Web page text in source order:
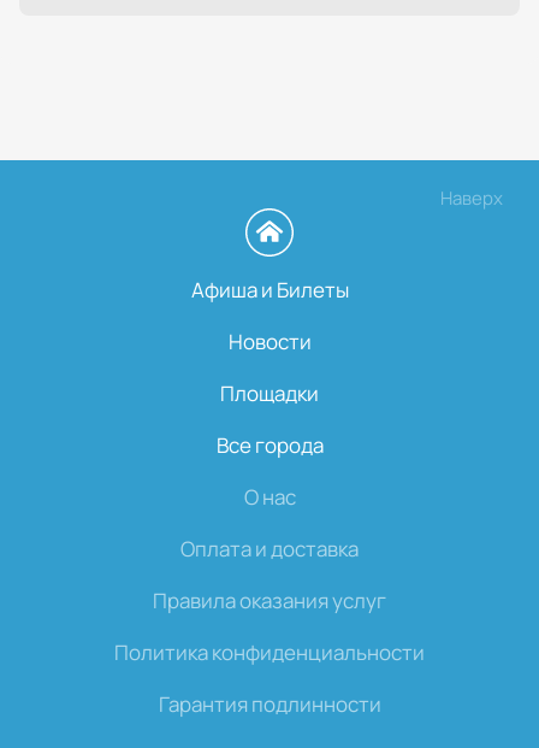
Наверх
Афиша и Билеты
Новости
Площадки
Все города
О нас
Оплата и доставка
Правила оказания услуг
Политика конфиденциальности
Гарантия подлинности